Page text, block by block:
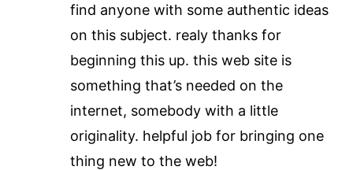
find anyone with some authentic ideas
on this subject. realy thanks for
beginning this up. this web site is
something that’s needed on the
internet, somebody with a little
originality. helpful job for bringing one
thing new to the web!